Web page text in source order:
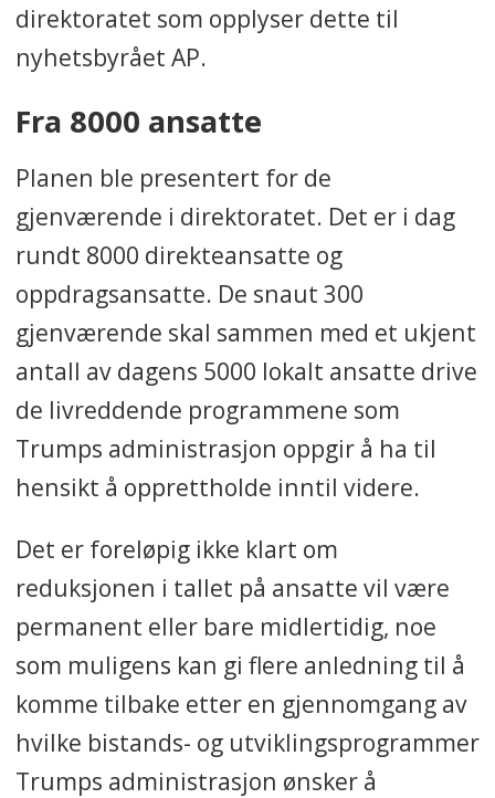
direktoratet som opplyser dette til
nyhetsbyrået AP.
Fra 8000 ansatte
Planen ble presentert for de
gjenværende i direktoratet. Det er i dag
rundt 8000 direkteansatte og
oppdragsansatte. De snaut 300
gjenværende skal sammen med et ukjent
antall av dagens 5000 lokalt ansatte drive
de livreddende programmene som
Trumps administrasjon oppgir å ha til
hensikt å opprettholde inntil videre.
Det er foreløpig ikke klart om
reduksjonen i tallet på ansatte vil være
permanent eller bare midlertidig, noe
som muligens kan gi flere anledning til å
komme tilbake etter en gjennomgang av
hvilke bistands- og utviklingsprogrammer
Trumps administrasjon ønsker å